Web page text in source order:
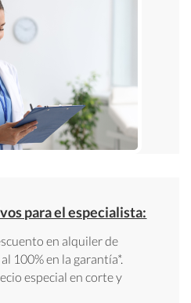
para el especialista:
en alquiler de
100% en la garantía*.
especial en corte y